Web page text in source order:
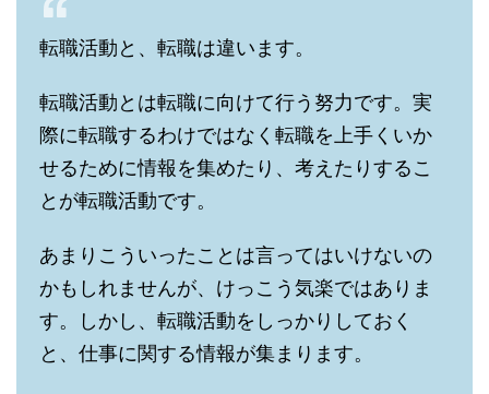
転職活動と、転職は違います。
転職活動とは転職に向けて行う努力です。実
際に転職するわけではなく転職を上手くいか
せるために情報を集めたり、考えたりするこ
とが転職活動です。
あまりこういったことは言ってはいけないの
かもしれませんが、けっこう気楽ではありま
す。しかし、転職活動をしっかりしておく
と、仕事に関する情報が集まります。